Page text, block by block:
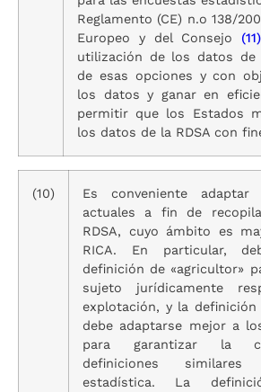
Reglamento (CE) n.o 138/
Europeo y del Consejo (11)
utilización de los datos de
de esas opciones y con
los datos y ganar en
permitir que los Estados
los datos de la RDSA con
(10)
Es conveniente adaptar
actuales a fin de
RDSA, cuyo ámbito es
RICA. En particular,
definición de «agricultor»
sujeto jurídicamente
explotación, y la definición
debe adaptarse mejor a
para garantizar la
definiciones
estadística. La